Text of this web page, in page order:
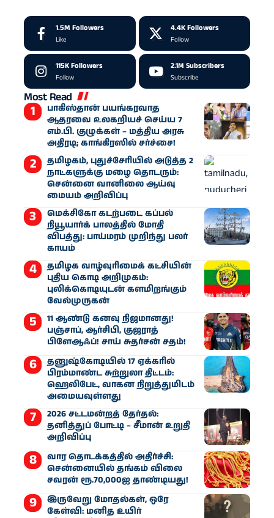
1.5M Followers
Like
4.4K Followers
Follow
115KFollowers
Follow
2.1M Subscribers
Subscribe
Most Read
பாகிஸ்தான் பயங்கரவாத
ஆதரவை உலகறியச் செய்ய 7
எம்.பி. குழுக்கள் – மத்திய அரசு
அதிரடி; காங்கிரஸில் சர்ச்சை!
தமிழகம், புதுச்சேரியில் அடுத்த 2
நாட்களுக்கு மழை தொடரும்:
சென்னை வானிலை ஆய்வு
மையம் அறிவிப்பு
மெக்சிகோ கடற்படை கப்பல்
நியூயார்க் பாலத்தில் மோதி
விபத்து: பாய்மரம் முறிந்து பலர்
காயம்
தமிழக வாழ்வுரிமைக் கட்சியின்
புதிய கொடி அறிமுகம்:
புலிக்கொடியுடன் களமிறங்கும்
வேல்முருகன்
11 ஆண்டு கனவு நிஜமானது!
பஞ்சாப், ஆர்சிபி, குஜராத்
பிளேஆஃப்! சாய் சுதர்சன் சதம்!
தனுஷ்கோடியில் 17 ஏக்கரில்
பிரம்மாண்ட சுற்றுலா திட்டம்:
ஹெலிபேட், வாகன நிறுத்துமிடம்
அமையவுள்ளது
2026 சட்டமன்றத் தேர்தல்:
தனித்துப் போட்டி – சீமான் உறுதி
அறிவிப்பு
வார தொடக்கத்தில் அதிர்ச்சி:
சென்னையில் தங்கம் விலை
சவரன் ரூ.70,000ஐ தாண்டியது!
இருவேறு மோதல்கள், ஒரே
கேள்வி: மனித உயிர்